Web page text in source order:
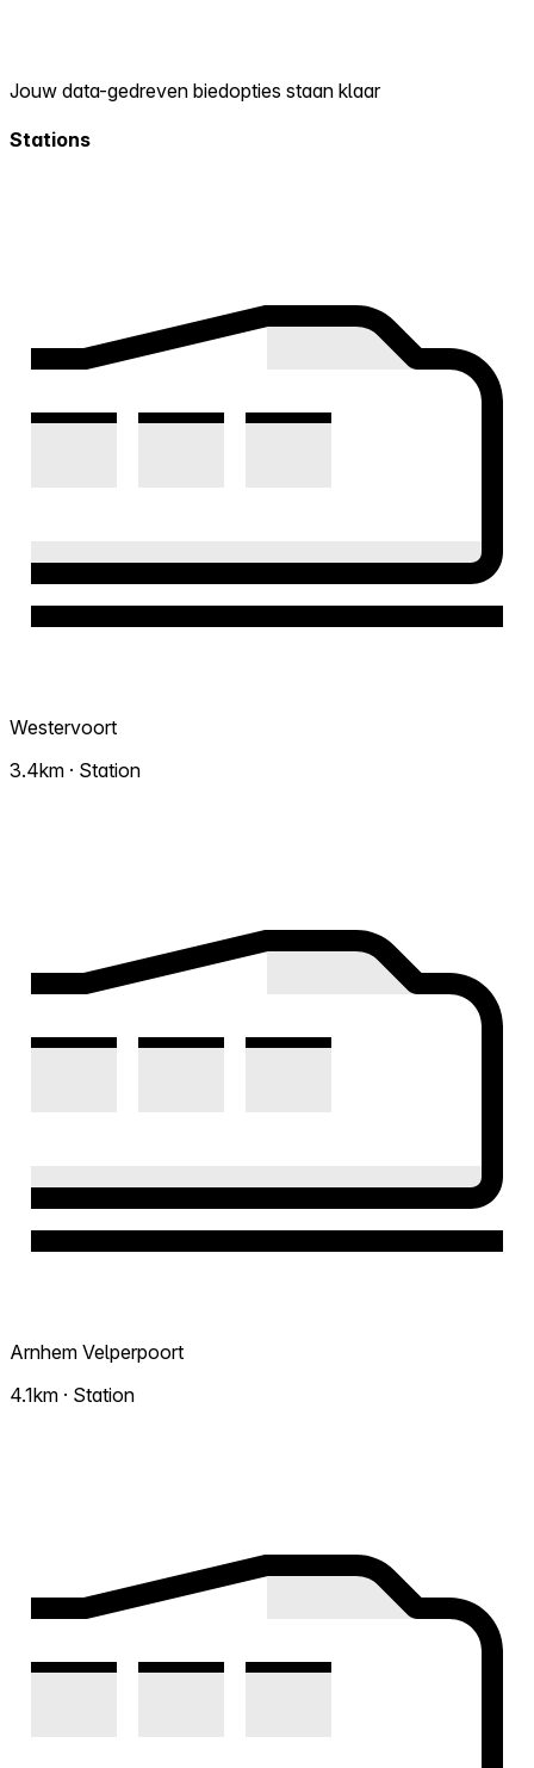
Jouw data-gedreven biedopties staan klaar
Stations
Westervoort
3.4km · Station
Arnhem Velperpoort
4.1km · Station